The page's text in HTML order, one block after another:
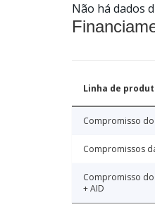
Não há dados
Linha de
Compromisso do
Compromissos
Compromisso do
+ AID